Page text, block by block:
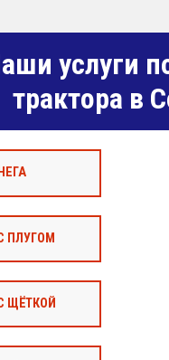
услуги
трактора в
ПЛУГОМ
ЩЁТКОЙ